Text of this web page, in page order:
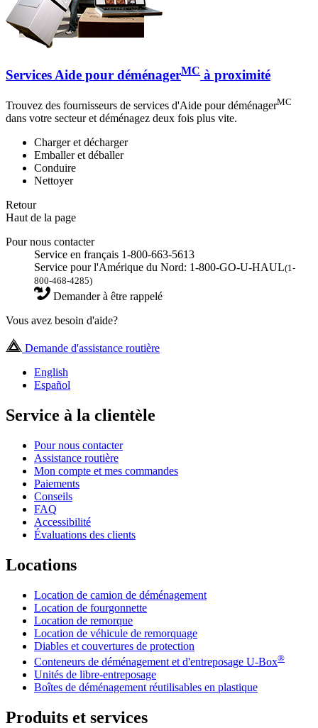
Services Aide pour déménagerMC à proximité
Trouvez des fournisseurs de services d'Aide pour déménagerMC
dans votre secteur et déménagez deux fois plus vite.
Charger et décharger
Emballer et déballer
Conduire
Nettoyer
Retour
Haut de la page
Pour nous contacter
Service en français 1-800-663-5613
Service pour l'Amérique du Nord: 1-800-GO-U-HAUL(1-
800-468-4285)
Demander à être rappelé
Vous avez besoin d'aide?
Demande d'assistance routière
English
Español
Service à la clientèle
Pour nous contacter
Assistance routière
Mon compte et mes commandes
Paiements
Conseils
FAQ
Accessibilité
Évaluations des clients
Locations
Location de camion de déménagement
Location de fourgonnette
Location de remorque
Location de véhicule de remorquage
Diables et couvertures de protection
Conteneurs de déménagement et d'entreposage U-Box®
Unités de libre-entreposage
Boîtes de déménagement réutilisables en plastique
Produits et services